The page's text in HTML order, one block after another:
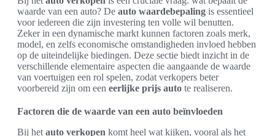
waarde van een auto? De auto waardebepaling is essentieel
voor iedereen die zijn investering ten volle wil benutten.
Zeker in een dynamische markt kunnen factoren zoals merk,
model, en zelfs economische omstandigheden invloed hebben
op de uiteindelijke biedingen. Deze sectie biedt inzicht in de
verschillende elementaire aspecten die aangaande de waarde
van voertuigen een rol spelen, zodat verkopers beter
voorbereid zijn om een eerlijke prijs auto te realiseren.
Factoren die de waarde van een auto beïnvloeden
Bij het auto verkopen komt heel wat kijken, vooral als het